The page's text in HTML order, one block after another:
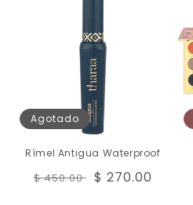
Agotado
Rímel Antigua Waterproof
Precio
$ 450.00 Precio
$ 270.00